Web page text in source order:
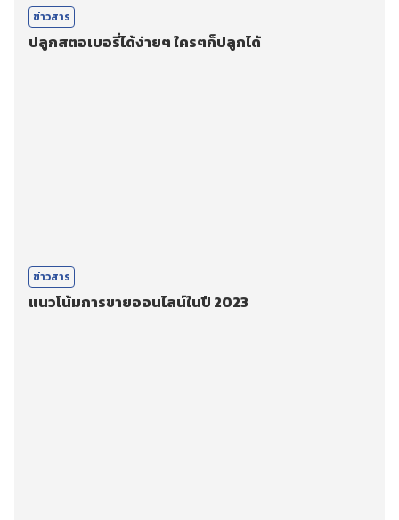
ข่าวสาร
ปลูกสตอเบอรี่ได้ง่ายๆ ใครๆก็ปลูกได้
ข่าวสาร
แนวโน้มการขายออนไลน์ในปี 2023